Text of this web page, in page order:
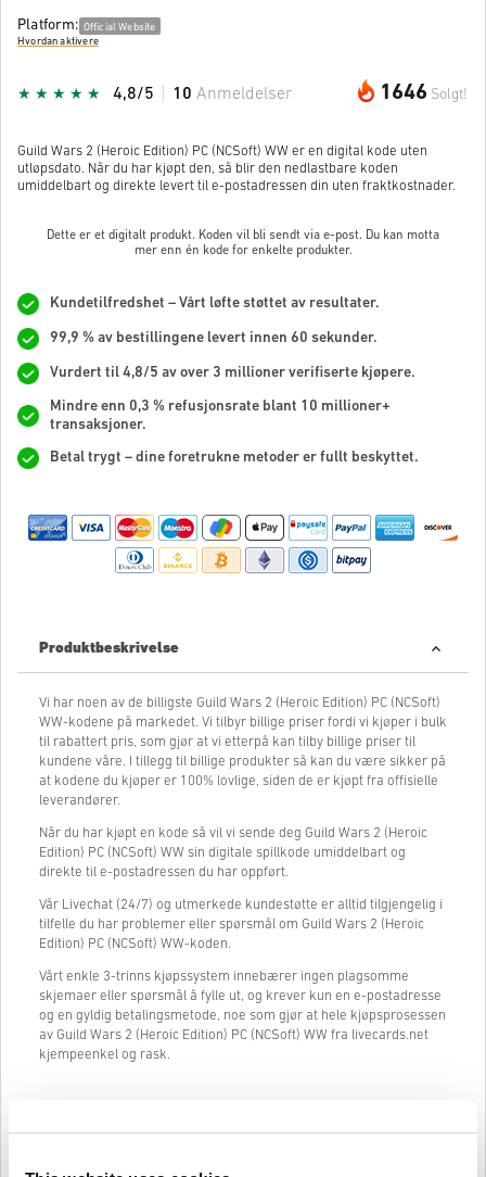
Platform: Official Website
Hvordan aktivere
1646 Solgt!
4,8/5 10 Anmeldelser
Guild Wars 2 (Heroic Edition) PC (NCSoft) WW er en digital kode uten
utløpsdato. Når du har kjøpt den, så blir den nedlastbare koden
umiddelbart og direkte levert til e-postadressen din uten fraktkostnader.
Dette er et digitalt produkt. Koden vil bli sendt via e-post. Du kan motta
mer enn én kode for enkelte produkter.
Kundetilfredshet – Vårt løfte støttet av resultater.
99,9 % av bestillingene levert innen 60 sekunder.
Vurdert til 4,8/5 av over 3 millioner verifiserte kjøpere.
Mindre enn 0,3 % refusjonsrate blant 10 millioner+
transaksjoner.
Betal trygt – dine foretrukne metoder er fullt beskyttet.
Produktbeskrivelse
Vi har noen av de billigste Guild Wars 2 (Heroic Edition) PC (NCSoft)
WW-kodene på markedet. Vi tilbyr billige priser fordi vi kjøper i bulk
til rabattert pris, som gjør at vi etterpå kan tilby billige priser til
kundene våre. I tillegg til billige produkter så kan du være sikker på
at kodene du kjøper er 100% lovlige, siden de er kjøpt fra offisielle
leverandører.
Når du har kjøpt en kode så vil vi sende deg Guild Wars 2 (Heroic
Edition) PC (NCSoft) WW sin digitale spillkode umiddelbart og
direkte til e-postadressen du har oppført.
Vår Livechat (24/7) og utmerkede kundestøtte er alltid tilgjengelig i
tilfelle du har problemer eller spørsmål om Guild Wars 2 (Heroic
Edition) PC (NCSoft) WW-koden.
Vårt enkle 3-trinns kjøpssystem innebærer ingen plagsomme
skjemaer eller spørsmål å fylle ut, og krever kun en e-postadresse
og en gyldig betalingsmetode, noe som gjør at hele kjøpsprosessen
av Guild Wars 2 (Heroic Edition) PC (NCSoft) WW fra livecards.net
kjempeenkel og rask.